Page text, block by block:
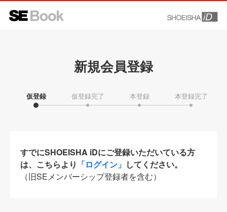
新規会員登録
仮登録 仮登録完了 本登録 本登録完了
すでにSHOEISHA iDにご登録いただいている方
は、こちらより 「ログイン」 してください。
（旧SEメンバーシップ登録者を含む）